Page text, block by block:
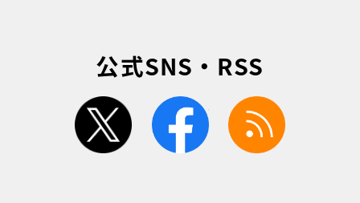
公式SNS・RSS
twitter facebook